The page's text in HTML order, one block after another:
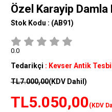
Özel Karayip
Stok Kodu : (AB91)
0.0
Tedarikçi : Kevser Antik
TL7.000,00(KDV Dahil)
TL5.050,00(KDV